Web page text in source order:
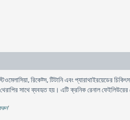
রিকেট্স, টিটানি এবং প্যারাথাইরয়েডের
থেরাপির সাথে ব্যবহৃত হয়। এটি ক্রনিক রেনাল
'